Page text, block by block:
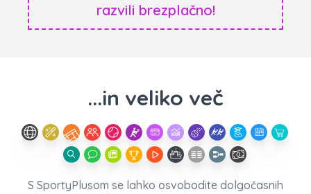
razvili brezplačno!
...in veliko več
S SportyPlusom se lahko osvobodite dolgočasnih